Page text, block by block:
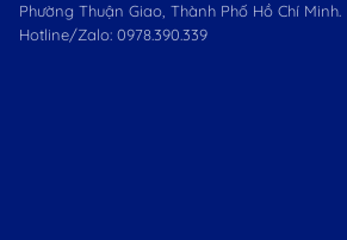
Phường Thuận Giao, Thành Phố Hồ Chí Minh.
Hotline/Zalo: 0978.390.339